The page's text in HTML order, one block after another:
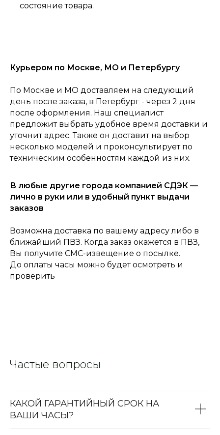
Каталог
Консультация Корзина
0
состояние товара.
Курьером по Москве, МО и Петербургу
По Москве и МО доставляем на следующий
день после заказа, в Петербург - через 2 дня
после оформления. Наш специалист
предложит выбрать удобное время доставки и
уточнит адрес. Также он доставит на выбор
несколько моделей и проконсультирует по
техническим особенностям каждой из них.
В любые другие города компанией СДЭК —
лично в руки или в удобный пункт выдачи
заказов
Возможна доставка по вашему адресу либо в
ближайший ПВЗ. Когда заказ окажется в ПВЗ,
Вы получите СМС-извещение о посылке.
До оплаты часы можно будет осмотреть и
проверить
Частые вопросы
КАКОЙ ГАРАНТИЙНЫЙ СРОК НА
ВАШИ ЧАСЫ?